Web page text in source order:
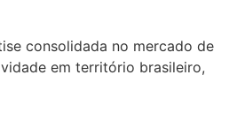
consolidada no mercado de
em território brasileiro,